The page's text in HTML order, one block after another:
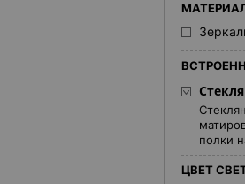
полки
ЦВЕТ